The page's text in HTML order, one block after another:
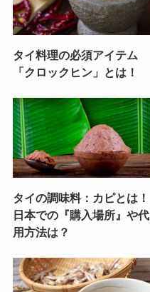
タイ料理の必須アイテム
「クロックヒン」とは！
タイの調味料：カピとは！
日本での『購入場所』や代
用方法は？